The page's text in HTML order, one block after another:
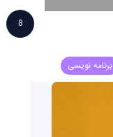
8
برنامه نویسی